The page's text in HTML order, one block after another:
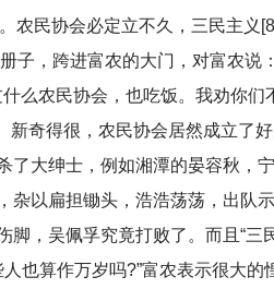
农民协会必定立不久，三民主义
子，跨进富农的大门，对富农说
么农民协会，也吃饭。我劝你们
新奇得很，农民协会居然成立了
大绅士，例如湘潭的晏容秋，
以扁担锄头，浩浩荡荡，出队
，吴佩孚究竟打败了。而且“三
也算作万岁吗?”富农表示很大